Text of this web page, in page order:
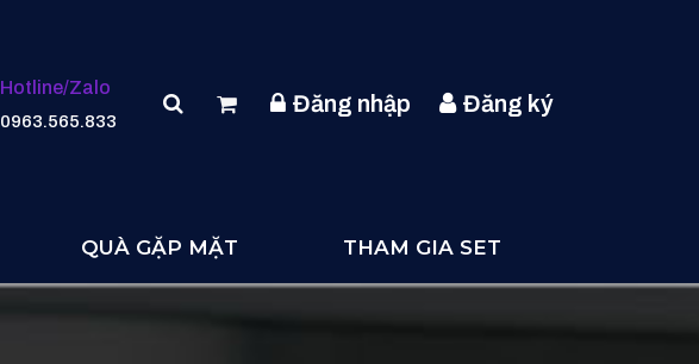
Hotline/Zalo
0963.565.833
Đăng nhập Đăng ký
QUÀ GẶP MẶT THAM GIA SET